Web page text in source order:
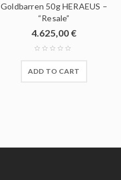
Goldbarren 50g HERAEUS –
“Resale”
4.625,00 €
ADD TO CART